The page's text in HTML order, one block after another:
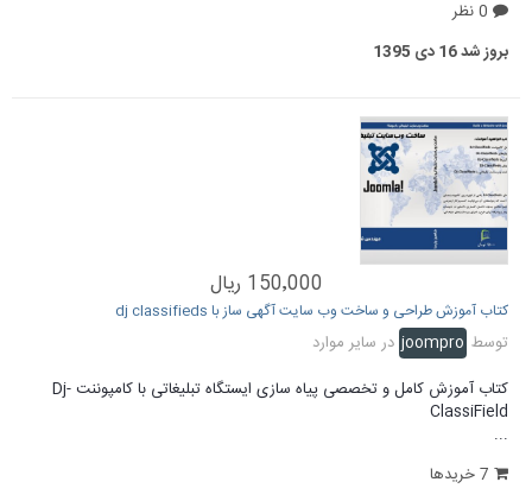
بروز شد16 دی 1395
150٬000 ریال
کتاب آموزش طراحی و ساخت وب سایت آگهی ساز با dj classifieds
توسط joompro در سایر موارد
کتاب آموزش کامل و تخصصی پیاه سازی ایستگاه تبلیغاتی با کامپوننت Dj-
ClassiField
...